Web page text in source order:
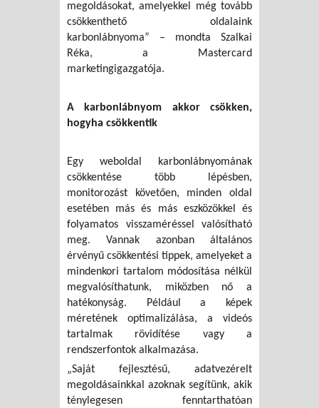
megoldásokat, amelyekkel még tovább
csökkenthető oldalaink
karbonlábnyoma” – mondta Szalkai
Réka, a Mastercard
marketingigazgatója.
A karbonlábnyom akkor csökken,
hogyha csökkentik
Egy weboldal karbonlábnyomának
csökkentése több lépésben,
monitorozást követően, minden oldal
esetében más és más eszközökkel és
folyamatos visszaméréssel valósítható
meg. Vannak azonban általános
érvényű csökkentési tippek, amelyeket a
mindenkori tartalom módosítása nélkül
megvalósíthatunk, miközben nő a
hatékonyság. Például a képek
méretének optimalizálása, a videós
tartalmak rövidítése vagy a
rendszerfontok alkalmazása.
„Saját fejlesztésű, adatvezérelt
megoldásainkkal azoknak segítünk, akik
ténylegesen fenntarthatóan